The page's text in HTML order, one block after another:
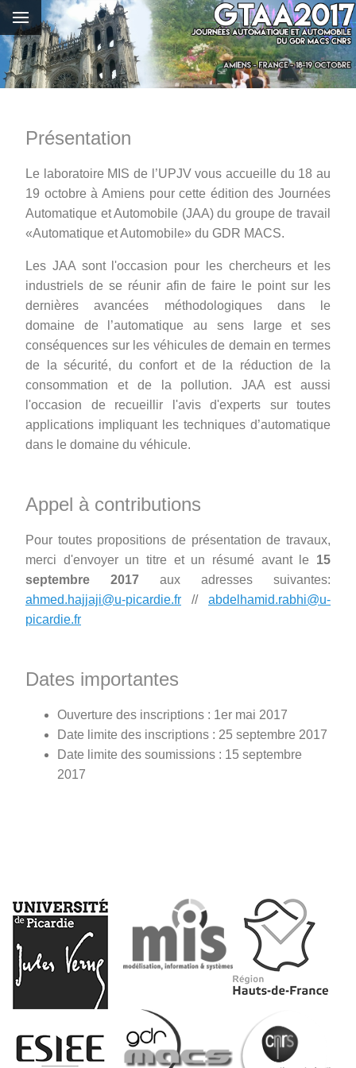
Présentation
Le laboratoire MIS de l’UPJV vous accueille du 18 au
19 octobre à Amiens pour cette édition des Journées
Automatique et Automobile (JAA) du groupe de travail
«Automatique et Automobile» du GDR MACS.
Les JAA sont l'occasion pour les chercheurs et les
industriels de se réunir afin de faire le point sur les
dernières avancées méthodologiques dans le
domaine de l’automatique au sens large et ses
conséquences sur les véhicules de demain en termes
de la sécurité, du confort et de la réduction de la
consommation et de la pollution. JAA est aussi
l'occasion de recueillir l'avis d'experts sur toutes
applications impliquant les techniques d’automatique
dans le domaine du véhicule.
Appel à contributions
Pour toutes propositions de présentation de travaux,
merci d'envoyer un titre et un résumé avant le 15
septembre 2017 aux adresses suivantes:
ahmed.hajjaji@u-picardie.fr // abdelhamid.rabhi@u-
picardie.fr
Dates importantes
Ouverture des inscriptions : 1er mai 2017
Date limite des inscriptions : 25 septembre 2017
Date limite des soumissions : 15 septembre
2017